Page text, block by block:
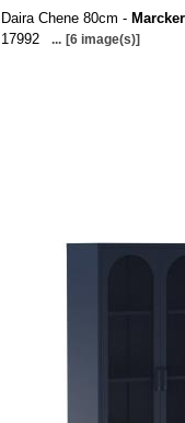
Daira Chene 80cm -
17992
... [6 image(s)]